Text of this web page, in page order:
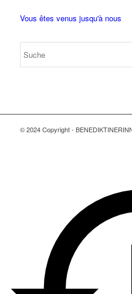
Vous êtes venus jusqu'à nous
© 2024 Copyright -